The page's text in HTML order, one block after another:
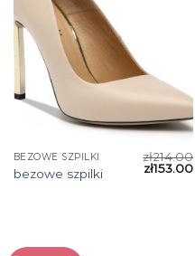
BEZOWE SZPILKI
bezowe szpilki
zł214.00
zł153.00